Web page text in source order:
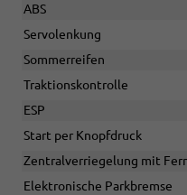
ABS
Servolenkung
Sommerreifen
Traktionskontrolle
ESP
Start per Knopfdruck
Zentralverriegelung mit
Elektronische Parkbremse